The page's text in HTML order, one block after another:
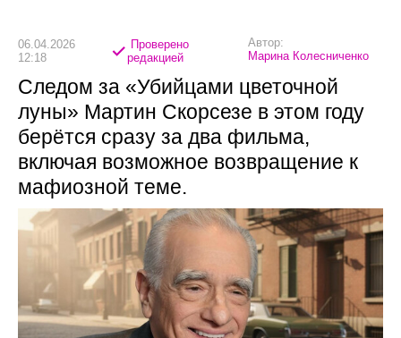
06.04.2026
12:18
Проверено
редакцией
Автор:
Марина Колесниченко
Следом за «Убийцами цветочной
луны» Мартин Скорсезе в этом году
берётся сразу за два фильма,
включая возможное возвращение к
мафиозной теме.